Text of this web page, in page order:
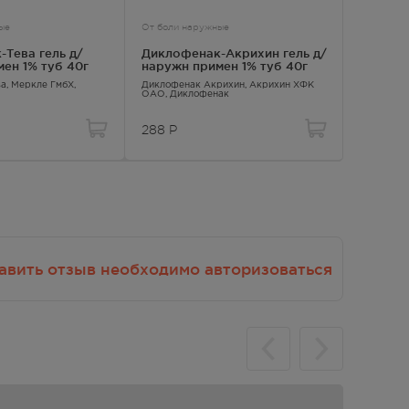
лекарственными препаратами и
гель д/
1% туб 40г
, Меркле ГмбХ,
От боли наружные
Диклофенак-Акрихин гель д/
наружн примен 1% туб 40г
Диклофенак Акрихин , Акрихин ХФК
ОАО, Диклофенак
288 Р
отзыв необходимо авторизоваться